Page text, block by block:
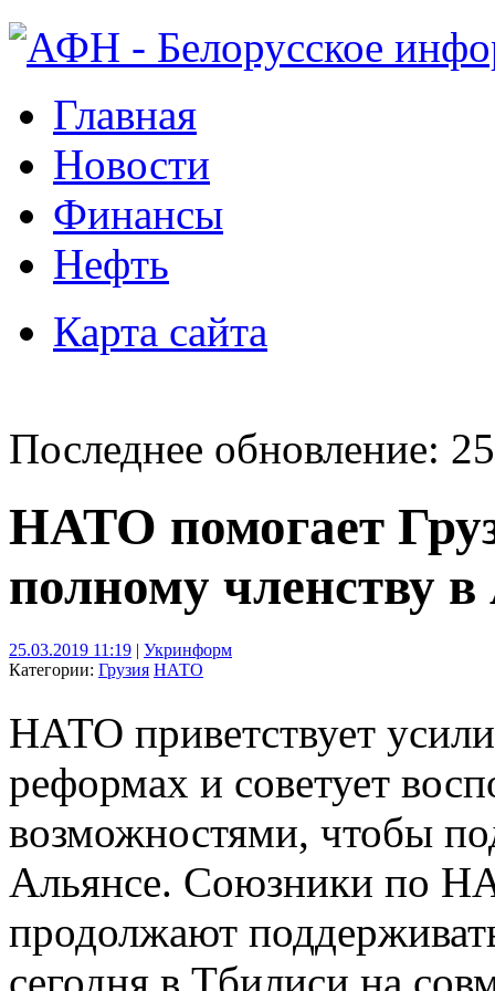
Главная
Новости
Финансы
Нефть
Карта сайта
Последнее обновление:
НАТО помогает
полному членству
25.03.2019 11:19 | Укринформ
Категории: Грузия НАТО
НАТО приветствует
реформах и советует
возможностями, чтобы
Альянсе. Союзники по
продолжают
сегодня в Тбилиси на